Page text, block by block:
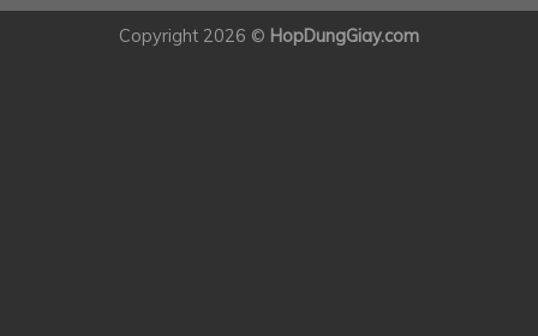
Copyright 2026 © HopDungGiay.com